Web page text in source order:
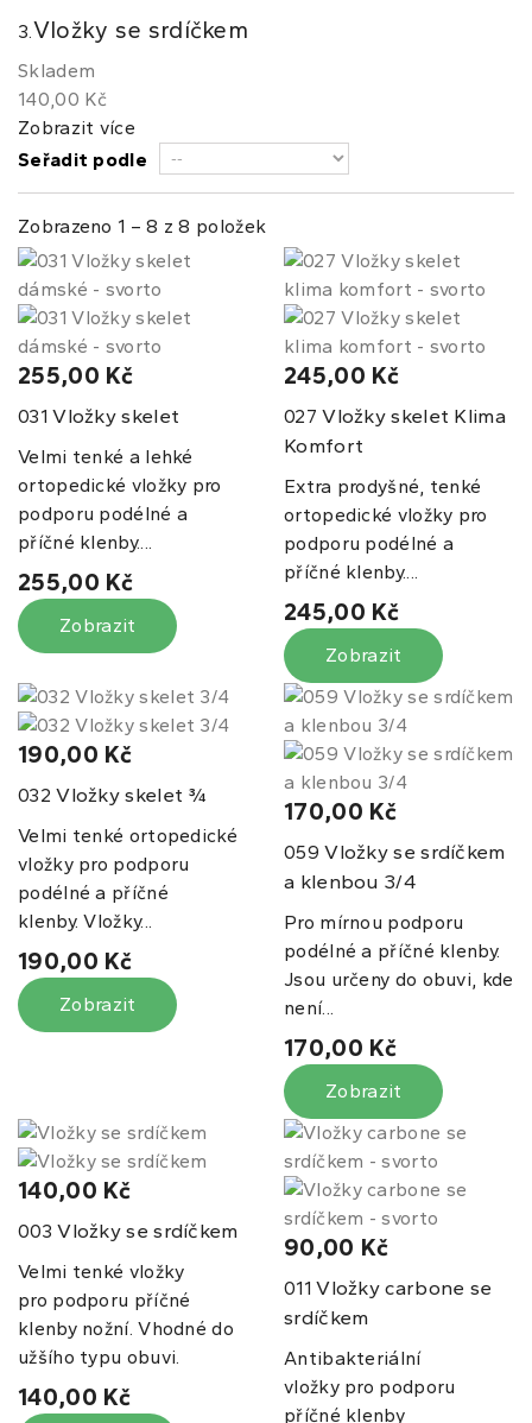
3. Vložky se srdíčkem
Skladem
140,00 Kč
Zobrazit více
Seřadit podle
Zobrazeno 1 – 8 z 8 položek
255,00 Kč
031 Vložky skelet
Velmi tenké a lehké
ortopedické vložky pro
podporu podélné a
příčné klenby....
255,00 Kč
Zobrazit
245,00 Kč
027 Vložky skelet Klima
Komfort
Extra prodyšné, tenké
ortopedické vložky pro
podporu podélné a
příčné klenby....
245,00 Kč
Zobrazit
190,00 Kč
032 Vložky skelet ¾
Velmi tenké ortopedické
vložky pro podporu
podélné a příčné
klenby. Vložky...
190,00 Kč
Zobrazit
170,00 Kč
059 Vložky se srdíčkem
a klenbou 3/4
Pro mírnou podporu
podélné a příčné klenby.
Jsou určeny do obuvi, kde
není...
170,00 Kč
Zobrazit
140,00 Kč
003 Vložky se srdíčkem
Velmi tenké vložky
pro podporu příčné
klenby nožní. Vhodné do
užšího typu obuvi.
140,00 Kč
90,00 Kč
011 Vložky carbone se
srdíčkem
Antibakteriální
vložky pro podporu
příčné klenby